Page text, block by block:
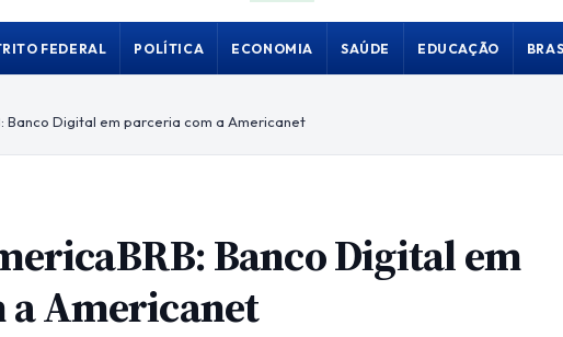
FEDERAL POLÍTICA ECONOMIA SAÚDE EDUCAÇÃO
Banco Digital em parceria com a Americanet
Banco Digital em
Americanet